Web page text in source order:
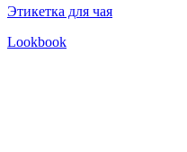
Этикетка для чая
Lookbook